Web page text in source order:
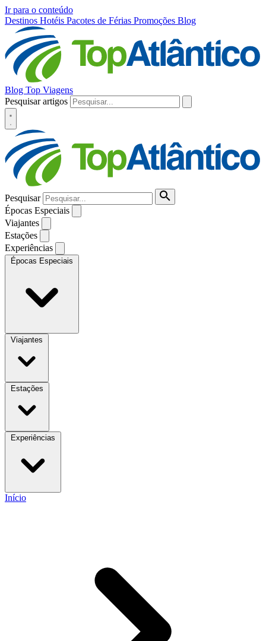
Ir para o conteúdo
Destinos Hotéis Pacotes de Férias Promoções Blog
Blog Top Viagens
Pesquisar artigos
Pesquisar
Épocas Especiais
Viajantes
Estações
Experiências
Épocas Especiais
Viajantes
Estações
Experiências
Início